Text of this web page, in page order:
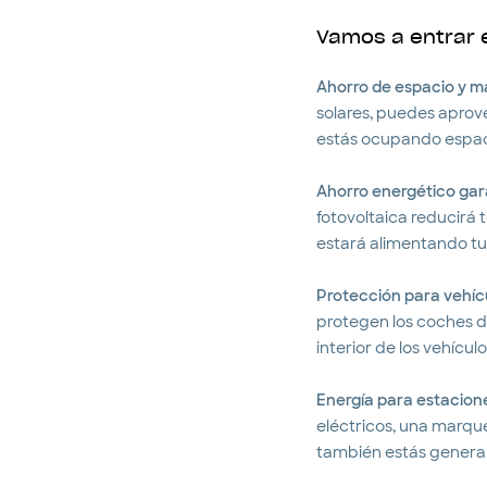
Vamos a entrar
Ahorro de espacio y
solares, puedes
estás ocupando
Ahorro energético
fotovoltaica reducirá
estará alimentando
Protección para
protegen los coches
interior de los
Energía para
eléctricos, una
también estás